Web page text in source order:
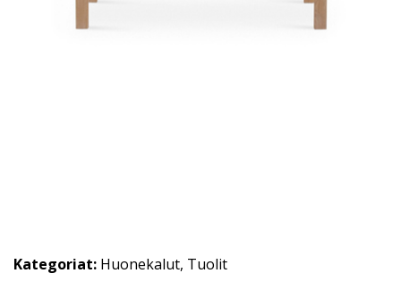
Kategoriat: Huonekalut, Tuolit